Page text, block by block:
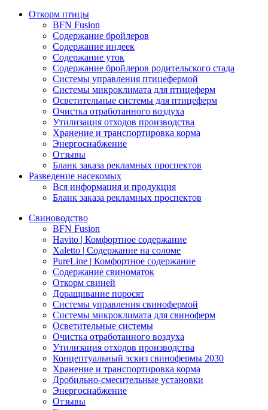
Откорм птицы
BFN Fusion
Содержание бройлеров
Содержание индеек
Содержание уток
Содержание бройлеров родительского стада
Системы управления птицефермой
Системы микроклимата для птицеферм
Осветительные системы для птицеферм
Очистка отработанного воздуха
Утилизация отходов производства
Хранение и транспортировка корма
Энергоснабжение
Отзывы
Бланк заказа рекламных проспектов
Разведение насекомых
Вся информация и продукция
Бланк заказа рекламных проспектов
Свиноводство
BFN Fusion
Havito | Комфортное содержание
Xaletto | Содержание на соломе
PureLine | Комфортное содержание
Содержание свиноматок
Откорм свиней
Доращивание поросят
Системы управления свинофермой
Системы микроклимата для свиноферм
Осветительные системы
Очистка отработанного воздуха
Утилизация отходов производства
Концептуальный эскиз свинофермы 2030
Хранение и транспортировка корма
Дробильно-смесительные установки
Энергоснабжение
Отзывы